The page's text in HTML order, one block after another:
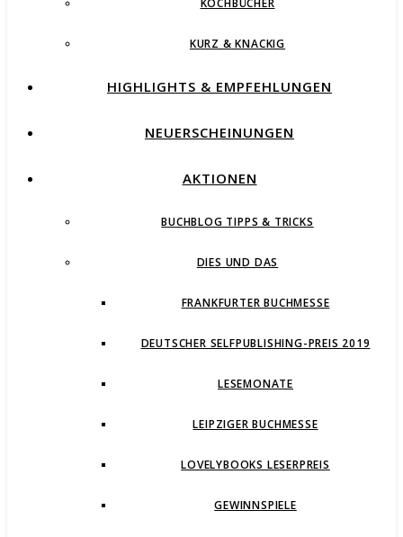
KOCHBÜCHER
KURZ & KNACKIG
HIGHLIGHTS & EMPFEHLUNGEN
NEUERSCHEINUNGEN
AKTIONEN
BUCHBLOG TIPPS & TRICKS
DIES UND DAS
FRANKFURTER BUCHMESSE
DEUTSCHER SELFPUBLISHING-PREIS 2019
LESEMONATE
LEIPZIGER BUCHMESSE
LOVELYBOOKS LESERPREIS
GEWINNSPIELE